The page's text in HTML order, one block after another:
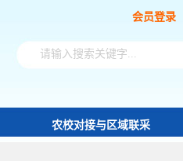
农校对接与区域联采
会员登录